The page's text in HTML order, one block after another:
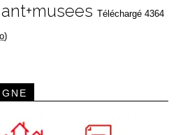
Téléchargé 4364
)